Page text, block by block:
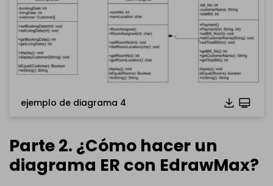
ejemplo de diagrama 4
Parte 2. ¿Cómo hacer un
diagrama ER con EdrawMax?